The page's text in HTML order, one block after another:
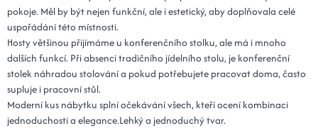
pokoje. Měl by být nejen funkční, ale i estetický, aby doplňovala celé
uspořádání této místnosti.
Hosty většinou přijímáme u konferenčního stolku, ale má i mnoho
dalších funkcí. Při absenci tradičního jídelního stolu, je konferenční
stolek náhradou stolování a pokud potřebujete pracovat doma, často
supluje i pracovní stůl.
Moderní kus nábytku splní očekávání všech, kteří ocení kombinaci
jednoduchosti a elegance.Lehký a jednoduchý tvar.